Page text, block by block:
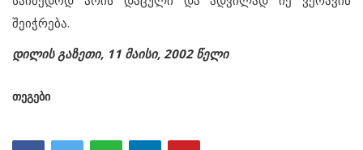
შეიჭრება.
დილის გაზეთი, 11 მაისი, 2002 წელი
თეგები